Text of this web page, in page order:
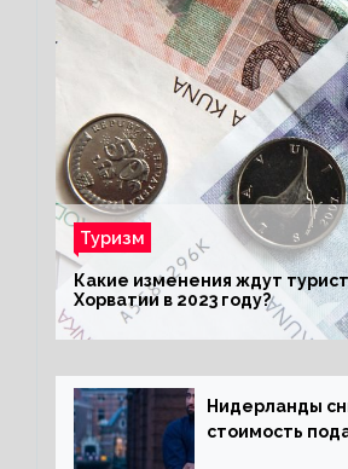
Туризм
Какие изменения ждут
Хорватии в 2023 году?
Нидерланды
стоимость